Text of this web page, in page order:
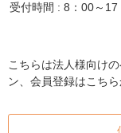
受付時間 : 8：00～
こちらは法人様向け
ン、会員登録はこちら